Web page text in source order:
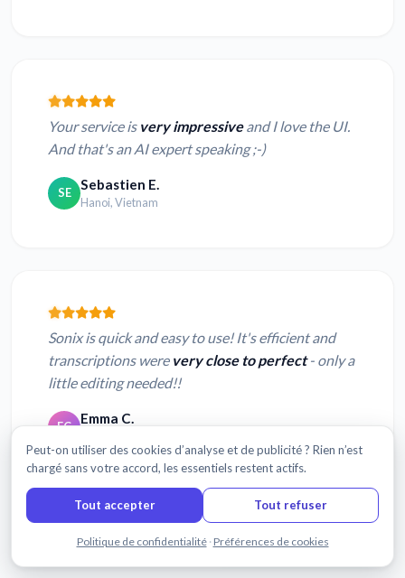
Your service is very impressiveand I love the UI.
And that's an AI expert speaking ;-)
SE Sebastien E.
Hanoi, Vietnam
Sonix is quick and easy to use! It's efficient and
transcriptions were very close to perfect- only a
little editing needed!!
EC Emma C.
Discuter avec nous
Peut-on utiliser des cookies d’analyse et de publicité ? Rien n’est
chargé sans votre accord, les essentiels restent actifs.
Tout accepter Tout refuser
Politique de confidentialité · Préférences de cookies